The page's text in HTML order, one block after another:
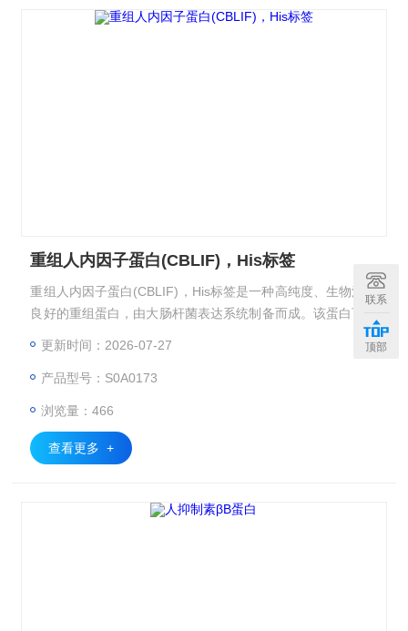
重组人内因子蛋白(CBLIF)，His标签
重组人内因子蛋白(CBLIF)，His标签是一种高纯度、生物活性
良好的重组蛋白，由大肠杆菌表达系统制备而成。该蛋白可与
维生素B12结合，广泛应用于胃肠道疾病研究、维生素B12吸
收机制探索及诊断试剂开发。其C端带有His标签，便于纯化和
检测，适合ELISA、Western Blot等实验。
更新时间：2026-07-27
产品型号：S0A0173
浏览量：466
查看更多 +
联系
顶部